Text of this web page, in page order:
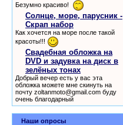
Безумно красиво!
Солнце, море, парусник -
Скрап набор
Как хочется на море после такой
красоты!!!
Свадебная обложка на
DVD и задувка на диск в
зелёных тонах
Добрый вечер есть у вас эта
обложка можете мне скинуть на
почту zoltanmoto@gmail.com буду
очень благодарный
Наши опросы